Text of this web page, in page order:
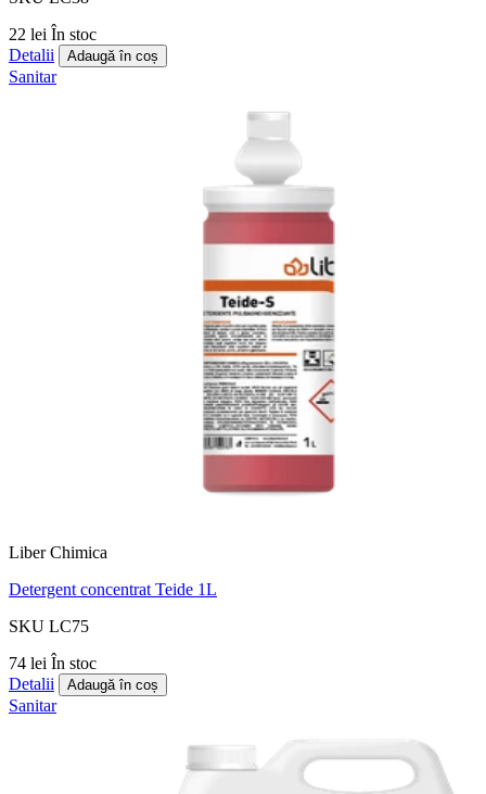
22 lei În stoc
Detalii
Adaugă în coș
Sanitar
Liber Chimica
Detergent concentrat Teide 1L
SKU LC75
74 lei În stoc
Detalii
Adaugă în coș
Sanitar